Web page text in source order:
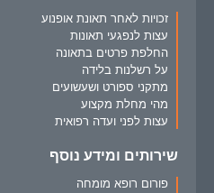
זכויות לאחר תאונת אופנוע
עצות לנפגעי תאונות
החלפת פרטים בתאונה
על רשלנות בלידה
מתקני ספורט ושעשועים
מהי מחלת מקצוע
עצות לפני ועדה רפואית
שירותים ומידע נוסף
פורום רופא מומחה